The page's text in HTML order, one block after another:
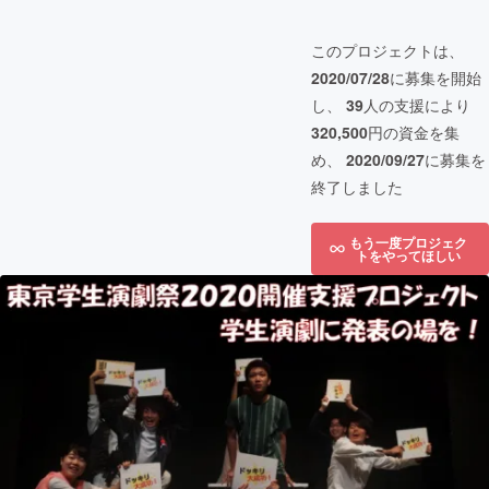
このプロジェクトは、
2020/07/28に募集を開始
し、 39人の支援により
320,500円の資金を集
め、 2020/09/27に募集を
終了しました
もう一度プロジェク
トをやってほしい